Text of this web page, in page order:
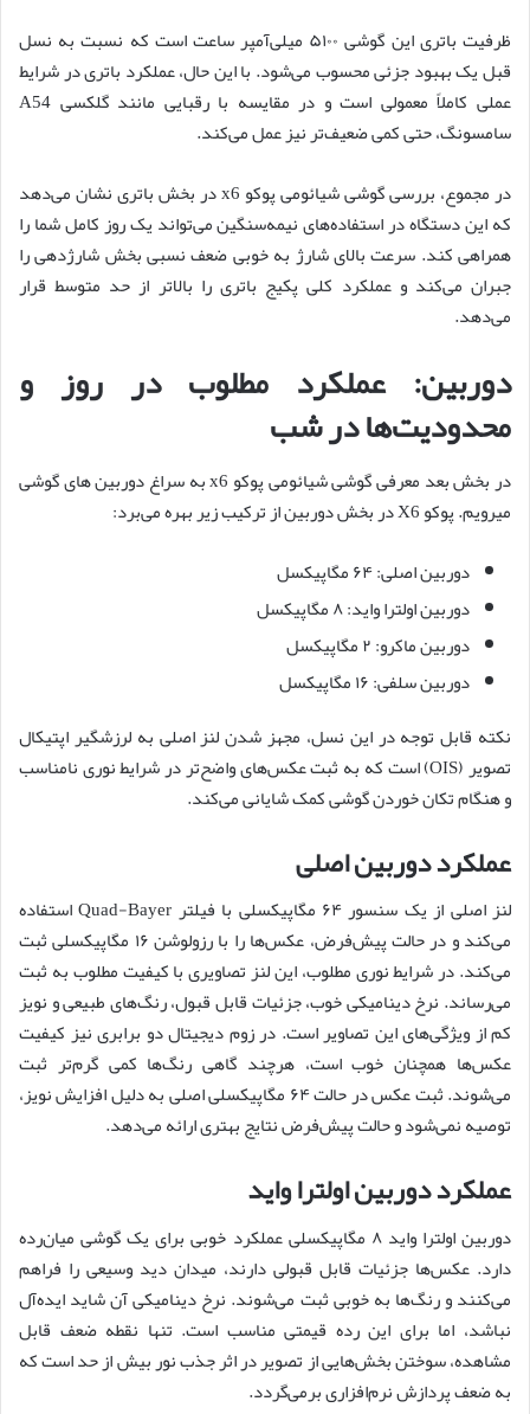
ظرفیت باتری این گوشی ۵۱۰۰ میلی‌آمپر ساعت است که نسبت به نسل
قبل یک بهبود جزئی محسوب می‌شود. با این حال، عملکرد باتری در شرایط
عملی کاملاً معمولی است و در مقایسه با رقبایی مانند گلکسی A54
سامسونگ، حتی کمی ضعیف‌تر نیز عمل می‌کند.
در مجموع، بررسی گوشی شیائومی پوکو x6 در بخش باتری نشان می‌دهد
که این دستگاه در استفاده‌های نیمه‌سنگین می‌تواند یک روز کامل شما را
همراهی کند. سرعت بالای شارژ به خوبی ضعف نسبی بخش شارژدهی را
جبران می‌کند و عملکرد کلی پکیج باتری را بالاتر از حد متوسط قرار
می‌دهد.
دوربین: عملکرد مطلوب در روز و
محدودیت‌ها در شب
در بخش بعد معرفی گوشی شیائومی پوکو x6 به سراغ دوربین های گوشی
میرویم. پوکو X6 در بخش دوربین از ترکیب زیر بهره می‌برد:
دوربین اصلی: ۶۴ مگاپیکسل
دوربین اولترا واید: ۸ مگاپیکسل
دوربین ماکرو: ۲ مگاپیکسل
دوربین سلفی: ۱۶ مگاپیکسل
نکته قابل توجه در این نسل، مجهز شدن لنز اصلی به لرزشگیر اپتیکال
تصویر (OIS) است که به ثبت عکس‌های واضح‌تر در شرایط نوری نامناسب
و هنگام تکان خوردن گوشی کمک شایانی می‌کند.
عملکرد دوربین اصلی
لنز اصلی از یک سنسور ۶۴ مگاپیکسلی با فیلتر Quad-Bayer استفاده
می‌کند و در حالت پیش‌فرض، عکس‌ها را با رزولوشن ۱۶ مگاپیکسلی ثبت
می‌کند. در شرایط نوری مطلوب، این لنز تصاویری با کیفیت مطلوب به ثبت
می‌رساند. نرخ دینامیکی خوب، جزئیات قابل قبول، رنگ‌های طبیعی و نویز
کم از ویژگی‌های این تصاویر است. در زوم دیجیتال دو برابری نیز کیفیت
عکس‌ها همچنان خوب است، هرچند گاهی رنگ‌ها کمی گرم‌تر ثبت
می‌شوند. ثبت عکس در حالت ۶۴ مگاپیکسلی اصلی به دلیل افزایش نویز،
توصیه نمی‌شود و حالت پیش‌فرض نتایج بهتری ارائه می‌دهد.
عملکرد دوربین اولترا واید
دوربین اولترا واید ۸ مگاپیکسلی عملکرد خوبی برای یک گوشی میان‌رده
دارد. عکس‌ها جزئیات قابل قبولی دارند، میدان دید وسیعی را فراهم
می‌کنند و رنگ‌ها به خوبی ثبت می‌شوند. نرخ دینامیکی آن شاید ایده‌آل
نباشد، اما برای این رده قیمتی مناسب است. تنها نقطه ضعف قابل
مشاهده، سوختن بخش‌هایی از تصویر در اثر جذب نور بیش از حد است که
به ضعف پردازش نرم‌افزاری برمی‌گردد.